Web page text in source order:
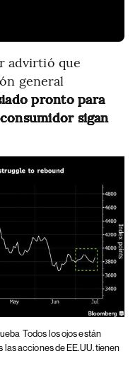
advirtió que
general
pronto para
sigan
Todos los ojos están
acciones de EE.UU. tienen